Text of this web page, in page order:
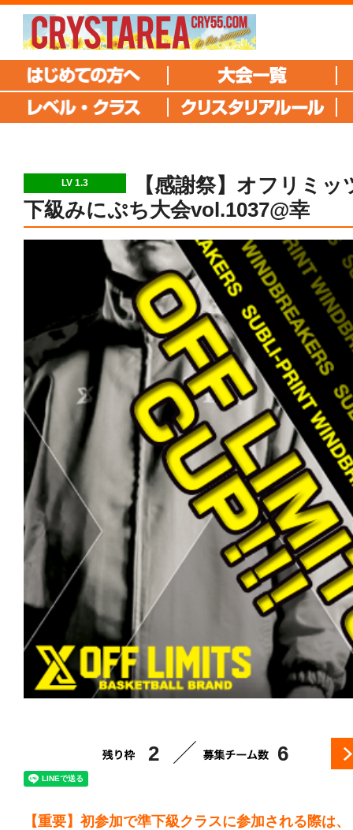
LV 1.3
【感謝祭】オフリミ
下級みにぷち大会vol.1037@幸
2 6
【重要】初参加で準下級クラスに参加される際は